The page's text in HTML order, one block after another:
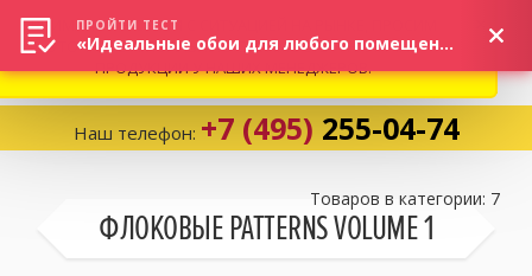
Наш телефон: +7 (495) 255-04-74
ФЛОКОВЫЕ PATTERNS VOLUME 1
Товаров в категории: 7
ВНИМАНИЕ! В СВЯЗИ С СИТУАЦИЕЙ НА РЫНКЕ, ПРОСИМ
УТОЧНЯТЬ АКТУАЛЬНУЮ СТОИМОСТЬ И НАЛИЧИЕ
ПРОДУКЦИИ У НАШИХ МЕНЕДЖЕРОВ.
ПРОЙТИ ТЕСТ
«Идеальные обои для любого помещения!»